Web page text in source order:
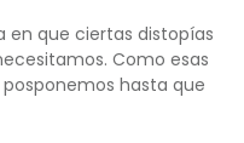
en que ciertas distopías
Como esas
hasta que